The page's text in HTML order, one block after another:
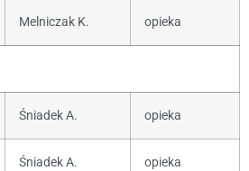
Melniczak K. opieka
Śniadek A. opieka
Śniadek A. opieka